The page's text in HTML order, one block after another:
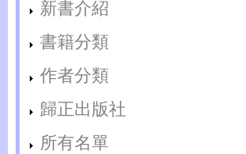
新書介紹
書籍分類
作者分類
歸正出版社
所有名單